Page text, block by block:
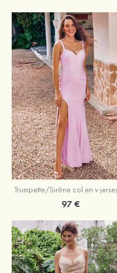
97 €